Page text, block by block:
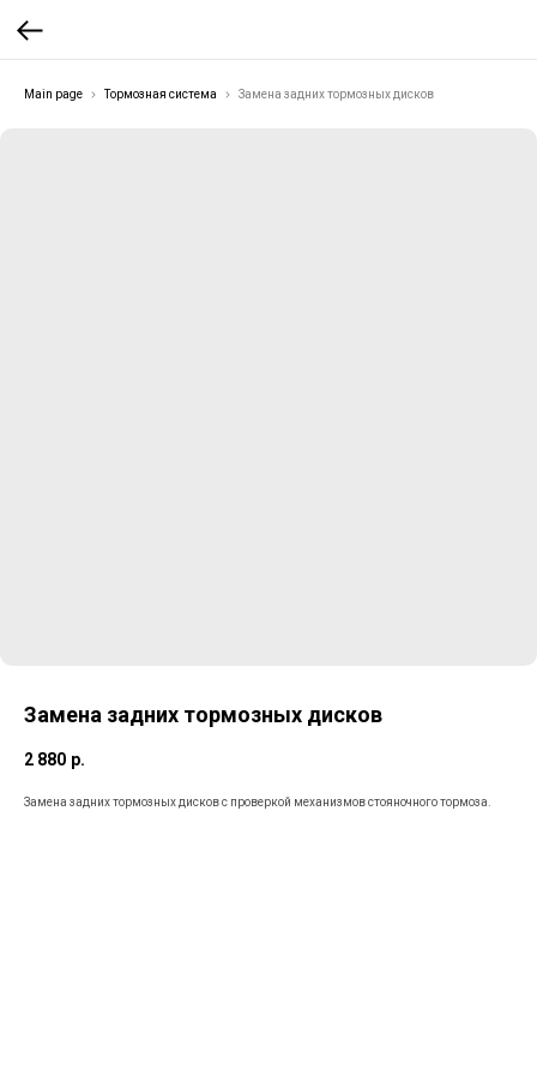
Main page Тормозная система Замена задних тормозных дисков
Замена задних тормозных дисков
2 880 р.
Замена задних тормозных дисков с проверкой механизмов стояночного тормоза.